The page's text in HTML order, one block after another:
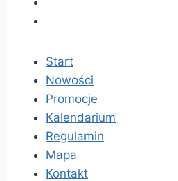
Start
Nowości
Promocje
Kalendarium
Regulamin
Mapa
Kontakt